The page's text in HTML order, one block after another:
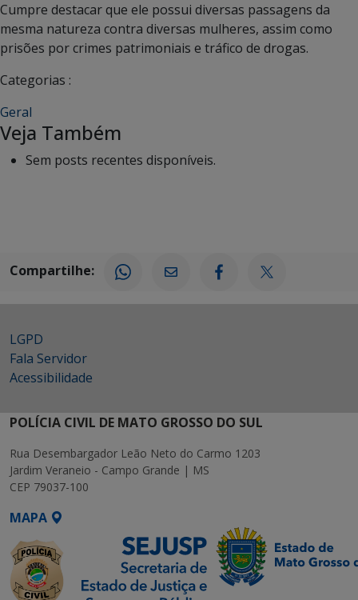
Cumpre destacar que ele possui diversas passagens da
mesma natureza contra diversas mulheres, assim como
prisões por crimes patrimoniais e tráfico de drogas.
Categorias :
Geral
Veja Também
Sem posts recentes disponíveis.
Compartilhe:
LGPD
Fala Servidor
Acessibilidade
POLÍCIA CIVIL DE MATO GROSSO DO SUL
Rua Desembargador Leão Neto do Carmo 1203
Jardim Veraneio - Campo Grande | MS
CEP 79037-100
MAPA